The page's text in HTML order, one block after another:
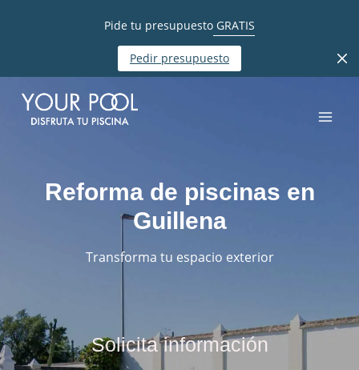
Pide tu presupuesto GRATIS
Pedir presupuesto
Reforma de piscinas en
Guillena
Transforma tu espacio exterior
Solicita información